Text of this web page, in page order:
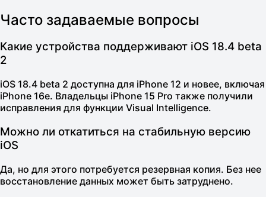
Часто задаваемые вопросы
Какие устройства поддерживают iOS 18.4 beta
2
iOS 18.4 beta 2 доступна для iPhone 12 и новее, включая
iPhone 16e. Владельцы iPhone 15 Pro также получили
исправления для функции Visual Intelligence.
Можно ли откатиться на стабильную версию
iOS
Да, но для этого потребуется резервная копия. Без нее
восстановление данных может быть затруднено.